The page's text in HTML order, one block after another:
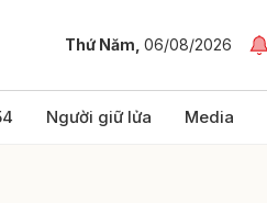
Thứ Năm, 06/08/2026
Người giữ lửa Media